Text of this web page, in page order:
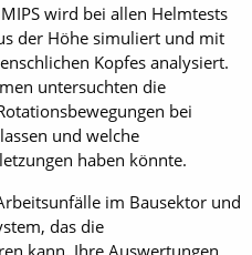
wird bei allen Helmtests
der Höhe simuliert und mit
Kopfes analysiert.
untersuchten die
bei
und welche
haben könnte.
im Bausektor und
das die
kann. Ihre Auswertungen